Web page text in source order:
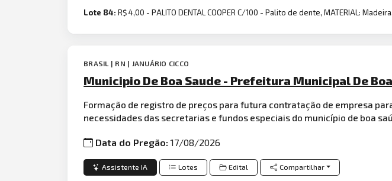
Lote 84:R$ 4,00 - PALITO DENTAL COOPER C/100 - Palito de dente, MATERIAL:
BRASIL | RN | JANUÁRIO CICCO
Municipio De Boa Saude - Prefeitura Municipal De
Formação de registro de preços para futura contratação de empresa
necessidades das secretarias e fundos especiais do município de boa
Data do Pregão:17/08/2026
Assistente IA Lotes Edital Compartilhar